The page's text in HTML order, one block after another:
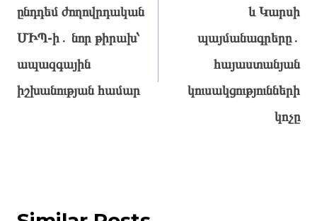
ընդդեմ ժողովրդական
ՄԻՊ-ի․ նոր թիրախ՝
ապազգային
իշխանության համար
և Կարսի
պայմանագրերը․
հայաստանյան
կուսակցությունների
կոչը